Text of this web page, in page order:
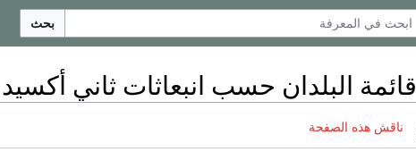
بحث
قائمة البلدان حسب انبعاثات ثاني
ناقش هذه الصفحة